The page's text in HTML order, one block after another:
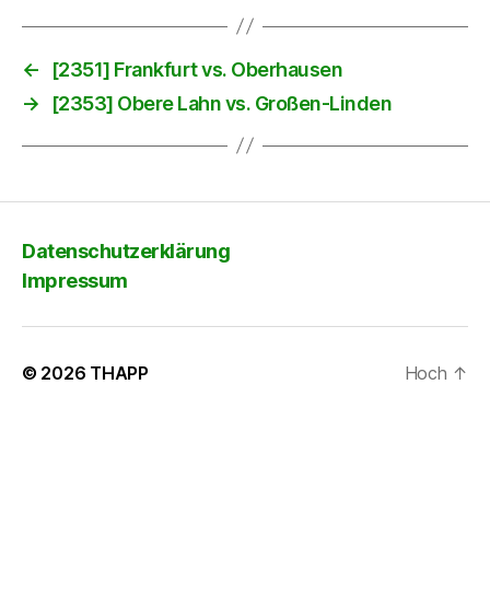
←
[2351] Frankfurt vs. Oberhausen
→
[2353] Obere Lahn vs. Großen-Linden
Datenschutzerklärung
Impressum
© 2026 THAPP Hoch ↑